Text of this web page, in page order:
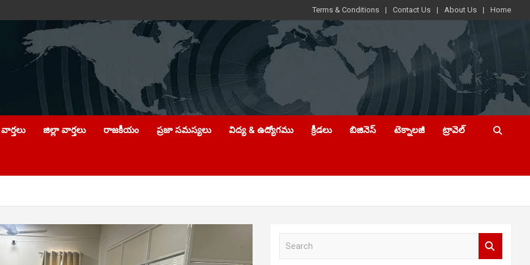
Terms & Conditions Contact Us About Us Home
జిల్లా వార్తలు రాజకీయం ప్రజా సమస్యలు విద్య & ఉద్యోగము క్రీడలు బిజినెస్ టెక్నాలజీ ట్రావెల్